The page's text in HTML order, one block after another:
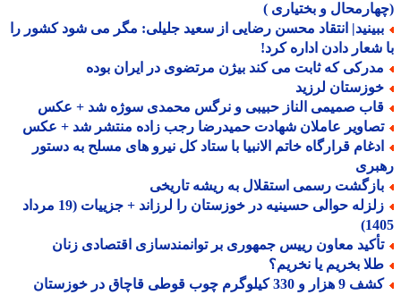
و بختیاری )
انتقاد محسن رضایی از سعید جلیلی: مگر می شود کشور را
دادن اداره کرد!
که ثابت می کند بیژن مرتضوی در ایران بوده
لرزید
صمیمی الناز حبیبی و نرگس محمدی سوژه شد + عکس
عاملان شهادت حمیدرضا رجب زاده منتشر شد + عکس
قرارگاه خاتم الانبیا با ستاد کل نیرو های مسلح به دستور
رسمی استقلال به ریشه تاریخی
زلزله حوالی حسینیه در خوزستان را لرزاند + جزییات (19 مرداد
معاون رییس جمهوری بر توانمندسازی اقتصادی زنان
بخریم یا نخریم؟
و 330 کیلوگرم چوب قوطی قاچاق در خوزستان